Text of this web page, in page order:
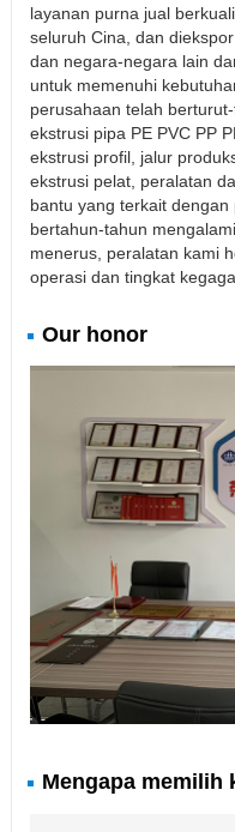
layanan purna jual
seluruh Cina, dan
dan negara-negara lain
untuk memenuhi
perusahaan telah
ekstrusi pipa PE PVC PP
ekstrusi profil, jalur
ekstrusi pelat, peralatan
bantu yang terkait
bertahun-tahun
menerus, peralatan kami
operasi dan tingkat
Our honor
Mengapa memilih